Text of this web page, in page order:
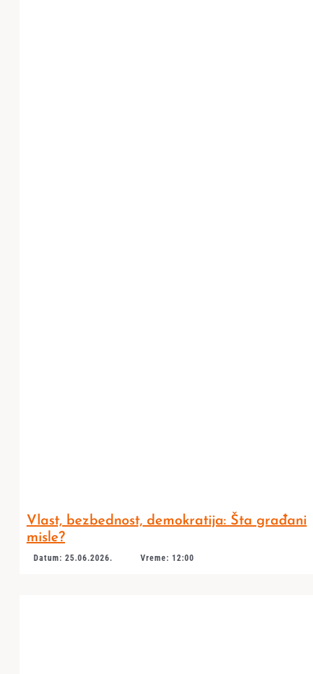
Vlast, bezbednost, demokratija: Šta građani
misle?
Datum: 25.06.2026. Vreme: 12:00